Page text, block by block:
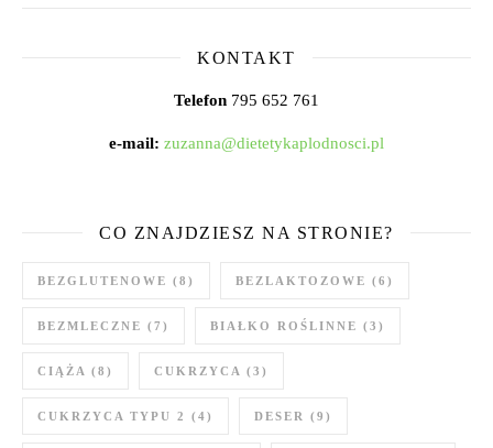
KONTAKT
Telefon 795 652 761
e-mail: zuzanna@dietetykaplodnosci.pl
CO ZNAJDZIESZ NA STRONIE?
BEZGLUTENOWE (8) BEZLAKTOZOWE (6)
BEZMLECZNE (7) BIAŁKO ROŚLINNE (3)
CIĄŻA (8) CUKRZYCA (3)
CUKRZYCA TYPU 2 (4) DESER (9)